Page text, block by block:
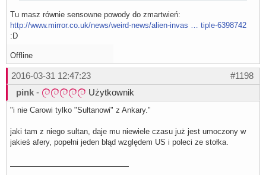
Tu masz równie sensowne powody do zmartwień:
http://www.mirror.co.uk/news/weird-news/alien-invas … tiple-6398742
:D
Offline
#1198
2016-03-31 12:47:23
pink - Użytkownik
"i nie Carowi tylko "Sułtanowi" z Ankary."
jaki tam z niego sultan, daje mu niewiele czasu już jest umoczony w
jakieś afery, popełni jeden błąd względem US i poleci ze stołka.